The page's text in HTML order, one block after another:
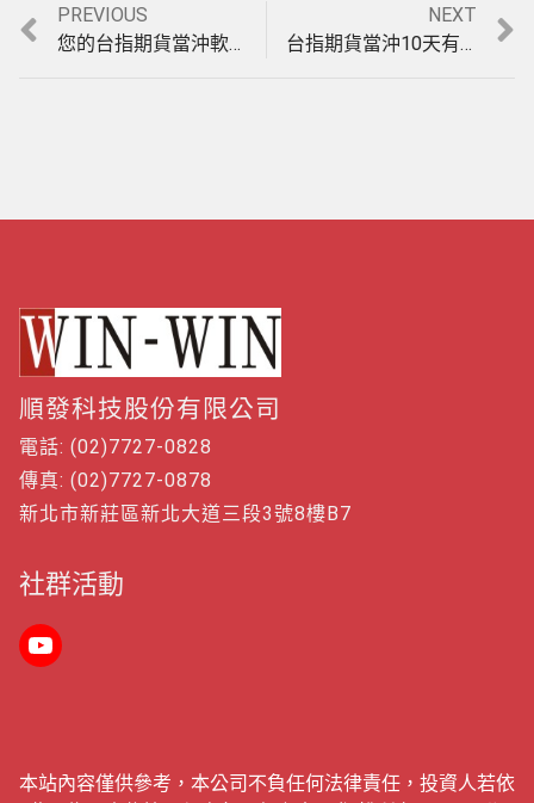
文
PREVIOUS
Previous
post:
您的台指期貨當沖軟體最近又被巴的很慘嗎?為什麼法拉利期貨軟體還能大賺，4月2至11日模擬盤中實例印證。(1080411)
NEXT
post:
台指期貨當沖10天有8天都是盤整盤，教您趨勢盤賺最多，盤整盤一樣賺的方法，4月18至23日模擬盤中操作實例印證教學。(1080423)
順發科技股份有限公司
電話: (02)7727-0828
傳真: (02)7727-0878
新北市新莊區新北大道三段3號8樓B7
社群活動
本站內容僅供參考，本公司不負任何法律責任，投資人若依